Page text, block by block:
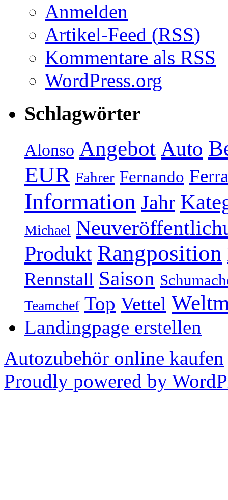
Anmelden
Artikel-Feed (RSS)
Kommentare als RSS
WordPress.org
Schlagwörter
Alonso Angebot Auto
EUR Fahrer Fernando
Information Jahr
Michael
Produkt Rangposition
Rennstall Saison
Teamchef Top Vettel
Landingpage erstellen
Autozubehör online kaufen
Proudly powered by